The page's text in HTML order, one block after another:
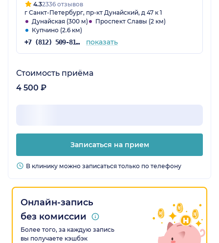
4.32336 отзывов
г Санкт-Петербург, пр-кт Дунайский, д 47 к 1
Дунайская (300 м)
Проспект Славы (2 км)
Купчино (2.6 км)
+7 (812) 509-81-68 показать
Стоимость приёма
4 500 ₽
Записаться на прием
В клинику можно записаться только по телефону
Онлайн-запись
без комиссии
Более того, за каждую запись
вы получаете кэшбэк